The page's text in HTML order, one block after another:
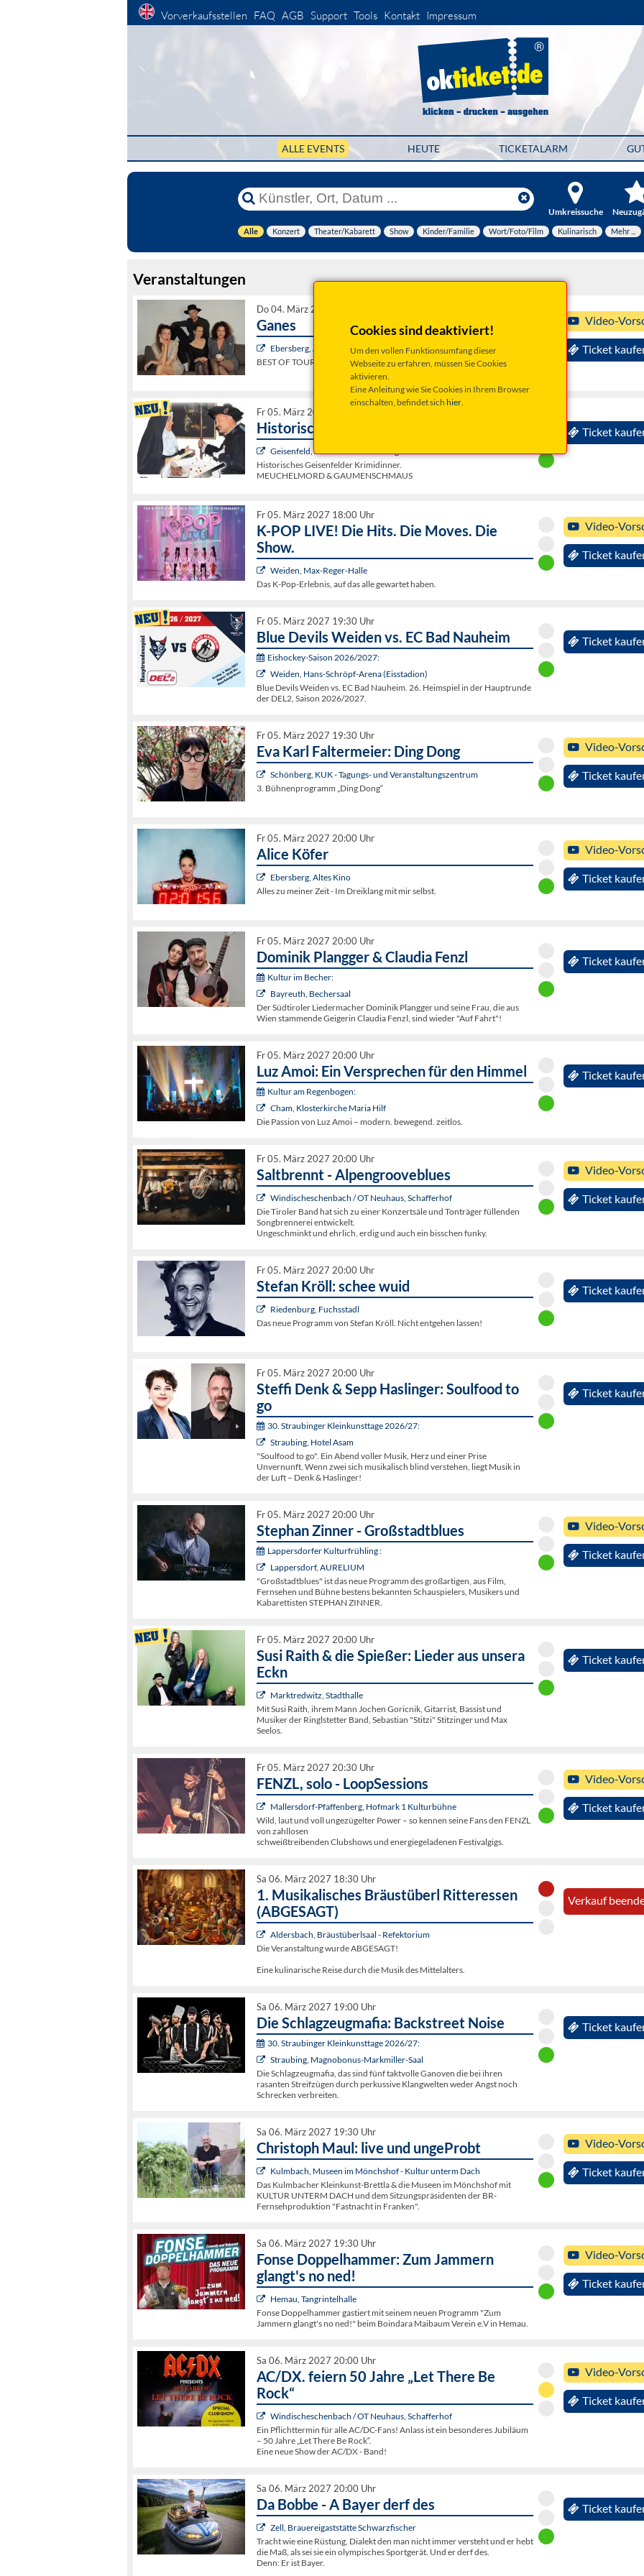
Vorverkaufsstellen FAQ AGB Support Tools Kontakt Impressum
ALLE EVENTS HEUTE TICKETALARM
Umkreissuche
Alle Konzert Theater/Kabarett Show Kinder/Familie Wort/Foto/Film Kulinarisch Mehr ...
Cookies sind deaktiviert!
Um den vollen Funktionsumfang dieser
Webseite zu erfahren, müssen Sie Cookies
aktivieren.
Eine Anleitung wie Sie Cookies in Ihrem Browser
einschalten, befindet sich hier.
Veranstaltungen
Do 04. März 2027 20:00 Uhr
Ganes
Ebersberg, Alter Speicher
BEST OF TOUR!
Video-
Ticket
Fr 05. März 2027 16:00 Uhr
Historisches Geisenfelder Krimidinner
Geisenfeld, Altes Rathaus - Sitzungssaal
Historisches Geisenfelder Krimidinner.
MEUCHELMORD & GAUMENSCHMAUS
Ticket
Fr 05. März 2027 18:00 Uhr
K-POP LIVE! Die Hits. Die Moves. Die
Show.
Weiden, Max-Reger-Halle
Das K-Pop-Erlebnis, auf das alle gewartet haben.
Video-
Ticket
Fr 05. März 2027 19:30 Uhr
Blue Devils Weiden vs. EC Bad Nauheim
Eishockey-Saison 2026/2027:
Weiden, Hans-Schröpf-Arena (Eisstadion)
Blue Devils Weiden vs. EC Bad Nauheim. 26. Heimspiel in der Hauptrunde
der DEL2, Saison 2026/2027.
Ticket
Fr 05. März 2027 19:30 Uhr
Eva Karl Faltermeier: Ding Dong
Schönberg, KUK - Tagungs- und Veranstaltungszentrum
3. Bühnenprogramm „Ding Dong“
Video-
Ticket
Fr 05. März 2027 20:00 Uhr
Alice Köfer
Ebersberg, Altes Kino
Alles zu meiner Zeit - Im Dreiklang mit mir selbst.
Video-
Ticket
Fr 05. März 2027 20:00 Uhr
Dominik Plangger & Claudia Fenzl
Kultur im Becher:
Bayreuth, Bechersaal
Der Südtiroler Liedermacher Dominik Plangger und seine Frau, die aus
Wien stammende Geigerin Claudia Fenzl, sind wieder "Auf Fahrt"!
Ticket
Fr 05. März 2027 20:00 Uhr
Luz Amoi: Ein Versprechen für den Himmel
Kultur am Regenbogen:
Cham, Klosterkirche Maria Hilf
Die Passion von Luz Amoi – modern. bewegend. zeitlos.
Ticket
Fr 05. März 2027 20:00 Uhr
Saltbrennt - Alpengrooveblues
Windischeschenbach / OT Neuhaus, Schafferhof
Die Tiroler Band hat sich zu einer Konzertsäle und Tonträger füllenden
Songbrennerei entwickelt.
Ungeschminkt und ehrlich, erdig und auch ein bisschen funky.
Video-
Ticket
Fr 05. März 2027 20:00 Uhr
Stefan Kröll: schee wuid
Riedenburg, Fuchsstadl
Das neue Programm von Stefan Kröll. Nicht entgehen lassen!
Ticket
Fr 05. März 2027 20:00 Uhr
Steffi Denk & Sepp Haslinger: Soulfood to
go
30. Straubinger Kleinkunsttage 2026/27:
Straubing, Hotel Asam
"Soulfood to go". Ein Abend voller Musik, Herz und einer Prise
Unvernunft. Wenn zwei sich musikalisch blind verstehen, liegt Musik in
der Luft – Denk & Haslinger!
Ticket
Fr 05. März 2027 20:00 Uhr
Stephan Zinner - Großstadtblues
Lappersdorfer Kulturfrühling :
Lappersdorf, AURELIUM
"Großstadtblues" ist das neue Programm des großartigen, aus Film,
Fernsehen und Bühne bestens bekannten Schauspielers, Musikers und
Kabarettisten STEPHAN ZINNER.
Video-
Ticket
Fr 05. März 2027 20:00 Uhr
Susi Raith & die Spießer: Lieder aus unsera
Eckn
Marktredwitz, Stadthalle
Mit Susi Raith, ihrem Mann Jochen Goricnik, Gitarrist, Bassist und
Musiker der Ringlstetter Band, Sebastian "Stitzi" Stitzinger und Max
Seelos.
Ticket
Fr 05. März 2027 20:30 Uhr
FENZL, solo - LoopSessions
Mallersdorf-Pfaffenberg, Hofmark 1 Kulturbühne
Wild, laut und voll ungezügelter Power – so kennen seine Fans den FENZL
von zahllosen
schweißtreibenden Clubshows und energiegeladenen Festivalgigs.
Video-
Ticket
Sa 06. März 2027 18:30 Uhr
1. Musikalisches Bräustüberl Ritteressen
(ABGESAGT)
Aldersbach, Bräustüberlsaal - Refektorium
Die Veranstaltung wurde ABGESAGT!
Eine kulinarische Reise durch die Musik des Mittelalters.
Verkauf
Sa 06. März 2027 19:00 Uhr
Die Schlagzeugmafia: Backstreet Noise
30. Straubinger Kleinkunsttage 2026/27:
Straubing, Magnobonus-Markmiller-Saal
Die Schlagzeugmafia, das sind fünf taktvolle Ganoven die bei ihren
rasanten Streifzügen durch perkussive Klangwelten weder Angst noch
Schrecken verbreiten.
Ticket
Sa 06. März 2027 19:30 Uhr
Christoph Maul: live und ungeProbt
Kulmbach, Museen im Mönchshof - Kultur unterm Dach
Das Kulmbacher Kleinkunst-Brettla & die Museen im Mönchshof mit
KULTUR UNTERM DACH und dem Sitzungspräsidenten der BR-
Fernsehproduktion "Fastnacht in Franken".
Video-
Ticket
Sa 06. März 2027 19:30 Uhr
Fonse Doppelhammer: Zum Jammern
glangt's no ned!
Hemau, Tangrintelhalle
Fonse Doppelhammer gastiert mit seinem neuen Programm "Zum
Jammern glangt's no ned!" beim Boindara Maibaum Verein e.V in Hemau.
Video-
Ticket
Sa 06. März 2027 20:00 Uhr
AC/DX. feiern 50 Jahre „Let There Be
Rock“
Windischeschenbach / OT Neuhaus, Schafferhof
Ein Pflichttermin für alle AC/DC-Fans! Anlass ist ein besonderes Jubiläum
– 50 Jahre „Let There Be Rock“.
Eine neue Show der AC/DX - Band!
Video-
Ticket
Sa 06. März 2027 20:00 Uhr
Da Bobbe - A Bayer derf des
Zell, Brauereigaststätte Schwarzfischer
Tracht wie eine Rüstung, Dialekt den man nicht immer versteht und er hebt
die Maß, als sei sie ein olympisches Sportgerät. Und er derf des.
Denn: Er ist Bayer.
Ticket